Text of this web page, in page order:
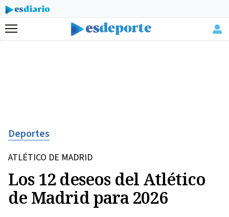
Menú
Deportes
ATLÉTICO DE MADRID
Los 12 deseos del Atlético
de Madrid para 2026